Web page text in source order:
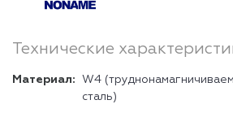
Технические
Материал:
W4
сталь)